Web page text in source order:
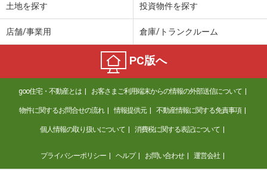
土地を探す 投資物件を探す
店舗/事業用 倉庫/トランクルーム
PC版へ
goo住宅・不動産とは お客さまご利用端末からの情報の外部送信について
物件に関するお問合せの流れ 情報提供元 不動産情報に関する免責事項
個人情報の取り扱いについて 消費税に関する表記について
プライバシーポリシー ヘルプ お問い合わせ 運営会社